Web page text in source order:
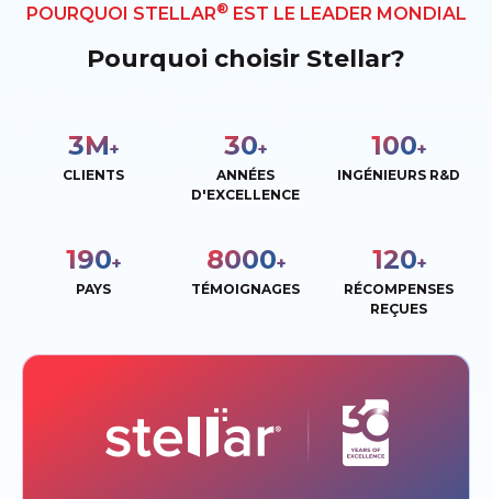
POURQUOI STELLAR®EST LE LEADER MONDIAL
Pourquoi choisir Stellar?
3M+
CLIENTS
30+
ANNÉES
D'EXCELLENCE
100+
INGÉNIEURS R&D
190+
PAYS
8000+
TÉMOIGNAGES
120+
RÉCOMPENSES
REÇUES